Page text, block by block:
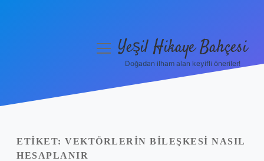
Yasal Uyarı
menüyüYeşil Hikaye Bahçesi
Doğadan ilham alan keyifli öneriler!
ETIKET: VEKTÖRLERIN BILEŞKESI NASIL
HESAPLANIR